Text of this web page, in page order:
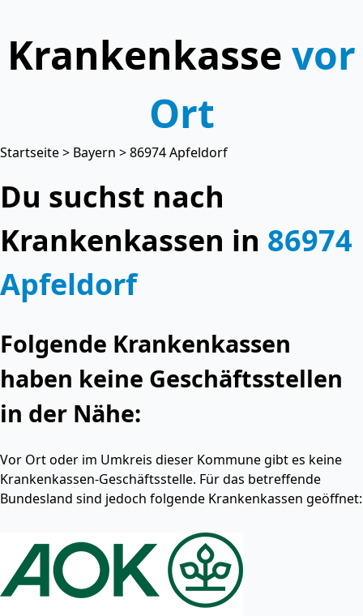
Krankenkasse vor
Ort
Startseite> Bayern > 86974 Apfeldorf
Du suchst nach
Krankenkassen in 86974
Apfeldorf
Folgende Krankenkassen
haben keine Geschäftsstellen
in der Nähe:
Vor Ort oder im Umkreis dieser Kommune gibt es keine
Krankenkassen-Geschäftsstelle. Für das betreffende
Bundesland sind jedoch folgende Krankenkassen geöffnet: